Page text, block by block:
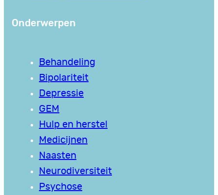
Onderwerpen
Behandeling
Bipolariteit
Depressie
GEM
Hulp en herstel
Medicijnen
Naasten
Neurodiversiteit
Psychose